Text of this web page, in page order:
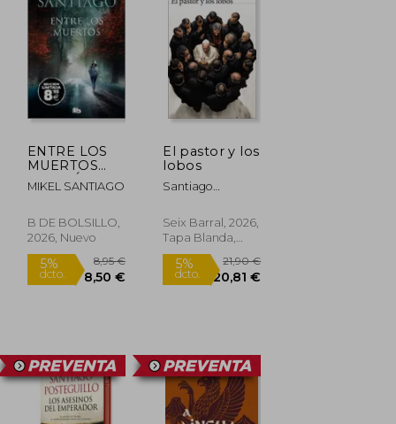
ENTRE LOS
MUERTOS
(EDICIÓN
LIMITADA ·
FRIDAY)
(TRILOGÍA DE
ILLUMBE 3)
MIKEL SANTIAGO
B DE BOLSILLO,
2026, Nuevo
5%
dcto.
8,95 €
8,50 €
El pastor y los
lobos
Santiago
Seix Barral, 2026,
Tapa Blanda,
Nuevo
5%
dcto.
21,90 €
20,81 €